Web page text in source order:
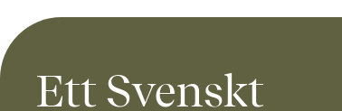
Ett Svenskt